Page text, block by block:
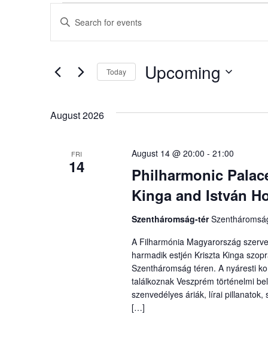
Events
Search
Views
Navigation
Enter
Keyword.
for
Keyword. Today Upcoming
August 2026
FRI
14
Philharmonic
Kinga and István
August 14 @ 20:00 - 21:00
Szentháromság-tér
A Filharmónia Magyarország
harmadik estjén Kriszta Kinga
Szentháromság téren. A nyáresti
találkoznak Veszprém történelmi
szenvedélyes áriák, lírai
[…]